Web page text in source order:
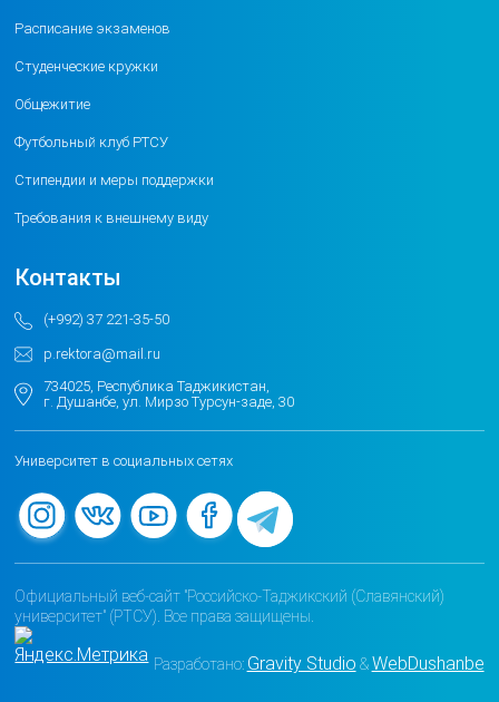
Расписание экзаменов
Студенческие кружки
Общежитие
Футбольный клуб РТСУ
Стипендии и меры поддержки
Требования к внешнему виду
Контакты
(+992) 37 221-35-50
p.rektora@mail.ru
734025, Республика Таджикистан,
г. Душанбе, ул. Мирзо Турсун-заде, 30
Университет в социальных сетях
Официальный веб-сайт "Российско-Таджикский (Славянский)
университет" (РТСУ). Все права защищены.
Разработано: Gravity Studio &WebDushanbe